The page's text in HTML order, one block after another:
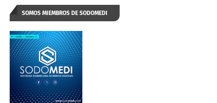
SOMOS MIEMBROS DE SODOMEDI